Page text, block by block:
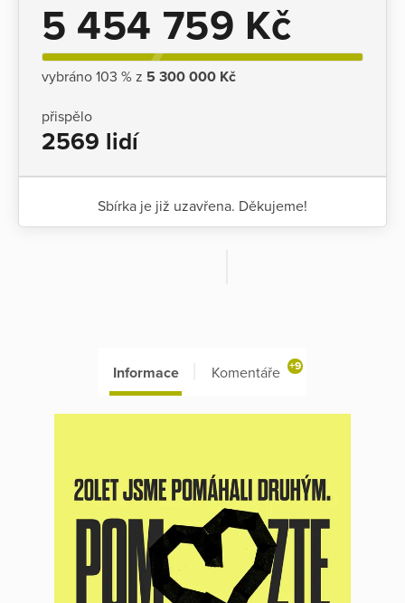
5 454 759 Kč
vybráno 103 % z 5 300 000 Kč
přispělo
2569 lidí
Sbírka je již uzavřena. Děkujeme!
Informace Komentáře +9